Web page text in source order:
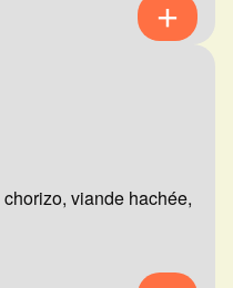
viande hachée,